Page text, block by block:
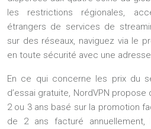
les restrictions régionales,
étrangers de services de
sur des réseaux, naviguez via le
en toute sécurité avec une adresse
En ce qui concerne les prix du
d’essai gratuite, NordVPN
2 ou 3 ans basé sur la promotion
de 2 ans facturé